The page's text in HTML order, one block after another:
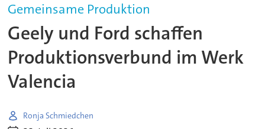
Gemeinsame Produktion
Geely und Ford schaffen
Produktionsverbund im Werk
Valencia
Ronja Schmiedchen